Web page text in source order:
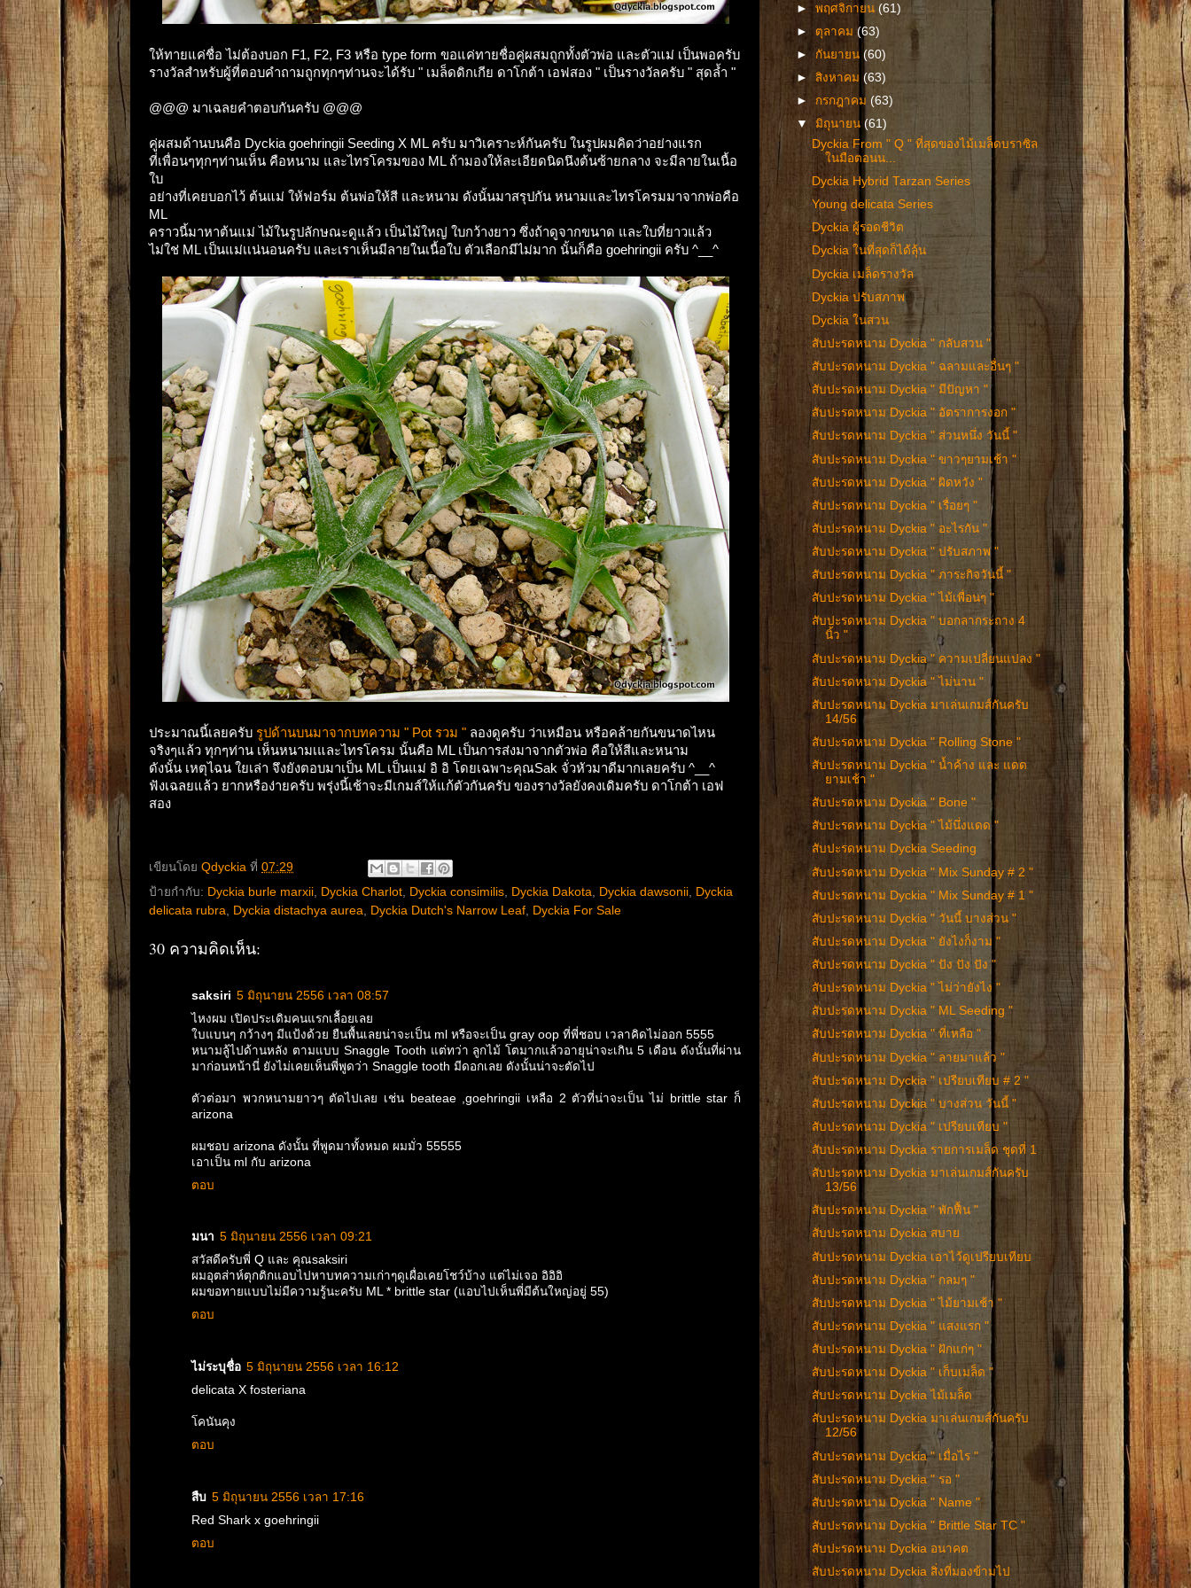
ให้ทายแค่ชื่อ ไม่ต้องบอก F1, F2, F3 หรือ type form ขอแค่ทายชื่อคู่ผสมถูกทั้งตัวพ่อ และตัวแม่ เป็นพอครับ
รางวัลสำหรับผู้ที่ตอบคำถามถูกทุกๆท่านจะได้รับ " เมล็ดดิกเกีย ดาโกต้า เอฟสอง " เป็นรางวัลครับ " สุดล้ำ "
@@@ มาเฉลยคำตอบกันครับ @@@
คู่ผสมด้านบนคือ Dyckia goehringii Seeding X ML ครับ มาวิเคราะห์กันครับ ในรูปผมคิดว่าอย่างแรก
ที่เพื่อนๆทุกๆท่านเห็น คือหนาม และไทรโครมของ ML ถ้ามองให้ละเอียดนิดนึงต้นซ้ายกลาง จะมีลายในเนื้อ
ใบ
อย่างที่เคยบอกไว้ ต้นแม่ ให้ฟอร์ม ต้นพ่อให้สี และหนาม ดังนั้นมาสรุปกัน หนามและไทรโครมมาจากพ่อคือ
ML
คราวนี้มาหาต้นแม่ ไม้ในรูปลักษณะดูแล้ว เป็นไม้ใหญ่ ใบกว้างยาว ซึ่งถ้าดูจากขนาด และใบที่ยาวแล้ว
ไม่ใช่ ML เป็นแม่เเน่นอนครับ และเราเห็นมีลายในเนื้อใบ ตัวเลือกมีไม่มาก นั้นก็คือ goehringii ครับ ^__^
ประมาณนี้เลยครับ รูปด้านบนมาจากบทความ " Pot รวม " ลองดูครับ ว่าเหมือน หรือคล้ายกันขนาดไหน
จริงๆแล้ว ทุกๆท่าน เห็นหนามเและไทรโครม นั้นคือ ML เป็นการส่งมาจากตัวพ่อ คือให้สีและหนาม
ดังนั้น เหตุไฉน ใยเล่า จึงยังตอบมาเป็น ML เป็นแม่ อิ อิ โดยเฉพาะคุณSak จั่วหัวมาดีมากเลยครับ ^__^
ฟังเฉลยแล้ว ยากหรือง่ายครับ พรุ่งนี้เช้าจะมีเกมส์ให้แก้ตัวกันครับ ของรางวัลยังคงเดิมครับ ดาโกต้า เอฟ
สอง
เขียนโดย Qdyckia ที่ 07:29
ป้ายกำกับ: Dyckia burle marxii, Dyckia Charlot, Dyckia consimilis, Dyckia Dakota, Dyckia dawsonii, Dyckia
delicata rubra, Dyckia distachya aurea, Dyckia Dutch's Narrow Leaf, Dyckia For Sale
30 ความคิดเห็น:
saksiri 5 มิถุนายน 2556 เวลา 08:57
ไหงผม เปิดประเดิมคนแรกเลื้อยเลย
ใบแบนๆ กว้างๆ มีแป้งด้วย ยืนพื้นเลยน่าจะเป็น ml หรือจะเป็น gray oop ที่พี่ชอบ เวลาคิดไม่ออก 5555
หนามลู้ไปด้านหลัง ตามแบบ Snaggle Tooth แต่ทว่า ลูกไม้ โตมากแล้วอายุน่าจะเกิน 5 เดือน ดังนั้นที่ผ่าน
มาก่อนหน้านี่ ยังไม่เคยเห็นพี่พูดว่า Snaggle tooth มีดอกเลย ดังนั้นน่าจะตัดไป
ตัวต่อมา พวกหนามยาวๆ ตัดไปเลย เช่น beateae ,goehringii เหลือ 2 ตัวที่น่าจะเป็น ไม่ brittle star ก็
arizona
ผมชอบ arizona ดังนั้น ที่พูดมาทั้งหมด ผมมั่ว 55555
เอาเป็น ml กับ arizona
ตอบ
มนา 5 มิถุนายน 2556 เวลา 09:21
สวัสดีครับพี่ Q และ คุณsaksiri
ผมอุตส่าห์ตุกติกแอบไปหาบทความเก่าๆดูเผื่อเคยโชว์บ้าง แต่ไม่เจอ อิอิอิ
ผมขอทายแบบไม่มีความรู้นะครับ ML * brittle star (แอบไปเห็นพี่มีต้นใหญ่อยู่ 55)
ตอบ
ไม่ระบุชื่อ 5 มิถุนายน 2556 เวลา 16:12
delicata X fosteriana
โคนันคุง
ตอบ
สืบ 5 มิถุนายน 2556 เวลา 17:16
Red Shark x goehringii
ตอบ
►พฤศจิกายน(61)
► ตุลาคม(63)
► กันยายน(60)
►สิงหาคม(63)
► กรกฎาคม(63)
▼มิถุนายน(61)
Dyckia From " Q " ที่สุดของไม้เมล็ดบราซิล
ในมือตอนน...
Dyckia Hybrid Tarzan Series
Young delicata Series
Dyckia ผู้รอดชีวิต
Dyckia ในที่สุดก็ได้ลุ้น
Dyckia เมล็ดรางวัล
Dyckia ปรับสภาพ
Dyckia ในสวน
สับปะรดหนาม Dyckia " กลับสวน "
สับปะรดหนาม Dyckia " ฉลามและอื่นๆ "
สับปะรดหนาม Dyckia " มีปัญหา "
สับปะรดหนาม Dyckia " อัตราการงอก "
สับปะรดหนาม Dyckia " ส่วนหนึ่ง วันนี้ "
สับปะรดหนาม Dyckia " ขาวๆยามเช้า "
สับปะรดหนาม Dyckia " ผิดหวัง "
สับปะรดหนาม Dyckia " เรื่อยๆ "
สับปะรดหนาม Dyckia " อะไรกัน "
สับปะรดหนาม Dyckia " ปรับสภาพ "
สับปะรดหนาม Dyckia " ภาระกิจวันนี้ "
สับปะรดหนาม Dyckia " ไม้เพื่อนๆ "
สับปะรดหนาม Dyckia " บอกลากระถาง 4
นิ้ว "
สับปะรดหนาม Dyckia " ความเปลี่ยนแปลง "
สับปะรดหนาม Dyckia " ไม่นาน "
สับปะรดหนาม Dyckia มาเล่นเกมส์กันครับ
14/56
สับปะรดหนาม Dyckia " Rolling Stone "
สับปะรดหนาม Dyckia " น้ำค้าง และ แดด
ยามเช้า "
สับปะรดหนาม Dyckia " Bone "
สับปะรดหนาม Dyckia " ไม้นึ่งแดด "
สับปะรดหนาม Dyckia Seeding
สับปะรดหนาม Dyckia " Mix Sunday # 2 "
สับปะรดหนาม Dyckia " Mix Sunday # 1 "
สับปะรดหนาม Dyckia " วันนี้ บางส่วน "
สับปะรดหนาม Dyckia " ยังไงก็งาม "
สับปะรดหนาม Dyckia " ปัง ปัง ปัง "
สับปะรดหนาม Dyckia " ไม่ว่ายังไง "
สับปะรดหนาม Dyckia " ML Seeding "
สับปะรดหนาม Dyckia " ที่เหลือ "
สับปะรดหนาม Dyckia " ลายมาแล้ว "
สับปะรดหนาม Dyckia " เปรียบเทียบ # 2 "
สับปะรดหนาม Dyckia " บางส่วน วันนี้ "
สับปะรดหนาม Dyckia " เปรียบเทียบ "
สับปะรดหนาม Dyckia รายการเมล็ด ชุดที่ 1
สับปะรดหนาม Dyckia มาเล่นเกมส์กันครับ
13/56
สับปะรดหนาม Dyckia " พักฟื้น "
สับปะรดหนาม Dyckia สบาย
สับปะรดหนาม Dyckia เอาไว้ดูเปรียบเทียบ
สับปะรดหนาม Dyckia " กลมๆ "
สับปะรดหนาม Dyckia " ไม้ยามเช้า "
สับปะรดหนาม Dyckia " แสงแรก "
สับปะรดหนาม Dyckia " ฝักแก่ๆ "
สับปะรดหนาม Dyckia " เก็บเมล็ด "
สับปะรดหนาม Dyckia ไม้เมล็ด
สับปะรดหนาม Dyckia มาเล่นเกมส์กันครับ
12/56
สับปะรดหนาม Dyckia " เมื่อไร "
สับปะรดหนาม Dyckia " รอ "
สับปะรดหนาม Dyckia " Name "
สับปะรดหนาม Dyckia " Brittle Star TC "
สับปะรดหนาม Dyckia อนาคต
สับปะรดหนาม Dyckia สิ่งที่มองข้ามไป